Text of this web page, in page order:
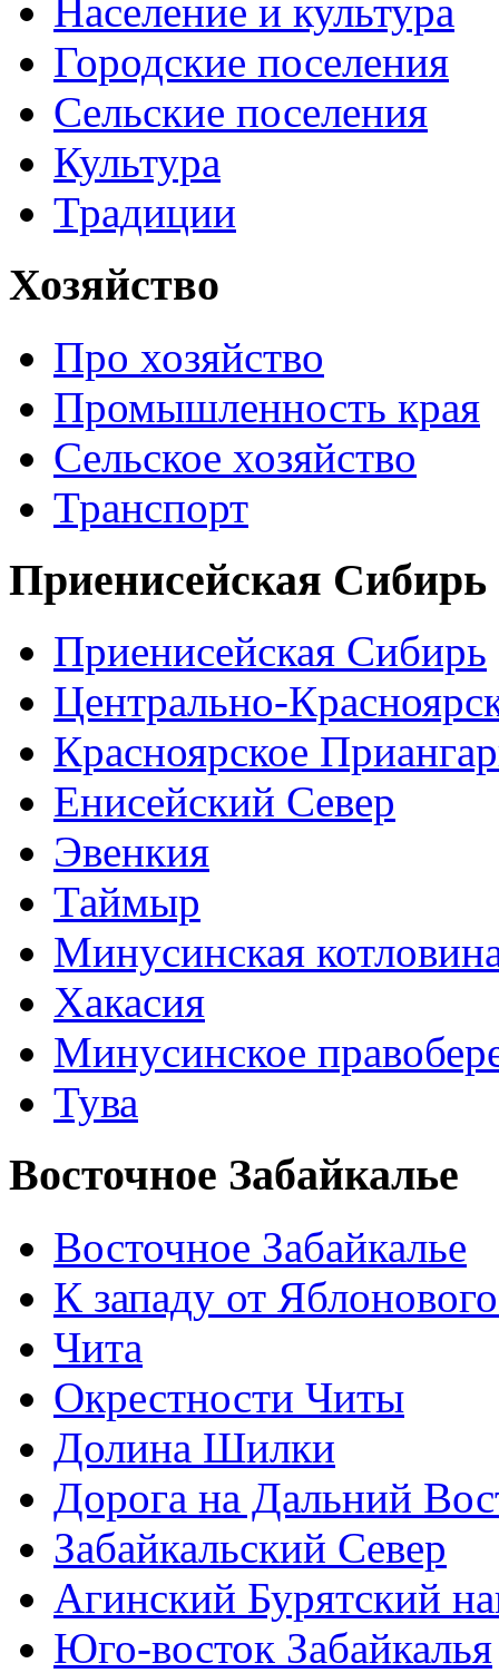
Население и культура
Городские поселения
Сельские поселения
Культура
Традиции
Хозяйство
Про хозяйство
Промышленность края
Сельское хозяйство
Транспорт
Приенисейская Сибирь
Приенисейская Сибирь
Центрально-
Красноярское
Енисейский Север
Эвенкия
Таймыр
Минусинская
Хакасия
Минусинское
Тува
Восточное Забайкалье
Восточное Забайкалье
К западу от
Чита
Окрестности Читы
Долина Шилки
Дорога на Дальний
Забайкальский Север
Агинский Бурятский
Юго-восток Забайкалья